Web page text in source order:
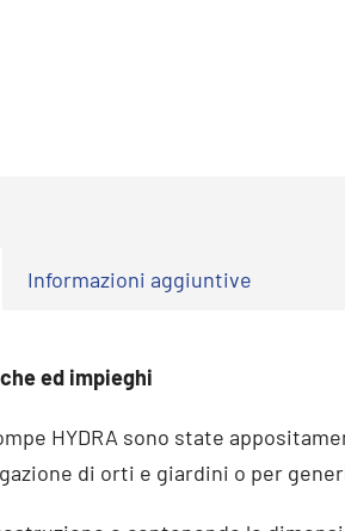
Informazioni aggiuntive
ed impieghi
HYDRA sono state
di orti e giardini o per